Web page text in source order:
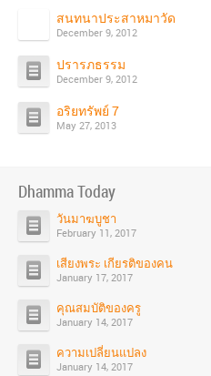
สนทนาประสาหมาวัด
December 9, 2012
ปรารภธรรม
December 9, 2012
อริยทรัพย์ 7
May 27, 2013
Dhamma Today
วันมาฆบูชา
February 11, 2017
เสียงพระ เกียรติของคน
January 17, 2017
คุณสมบัติของครู
January 14, 2017
ความเปลี่ยนแปลง
January 14, 2017